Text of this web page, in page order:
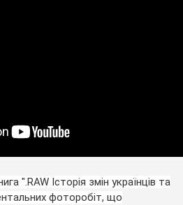
".RAW Історія змін українців та
фоторобіт, що